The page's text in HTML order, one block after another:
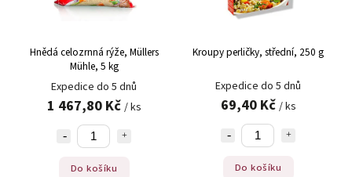
Hnědá celozrnná rýže, Müllers
Mühle, 5 kg
Expedice do 5 dnů
1 467,80 Kč / ks
Do košíku
Kroupy perličky, střední, 250 g
Expedice do 5 dnů
69,40 Kč / ks
Do košíku